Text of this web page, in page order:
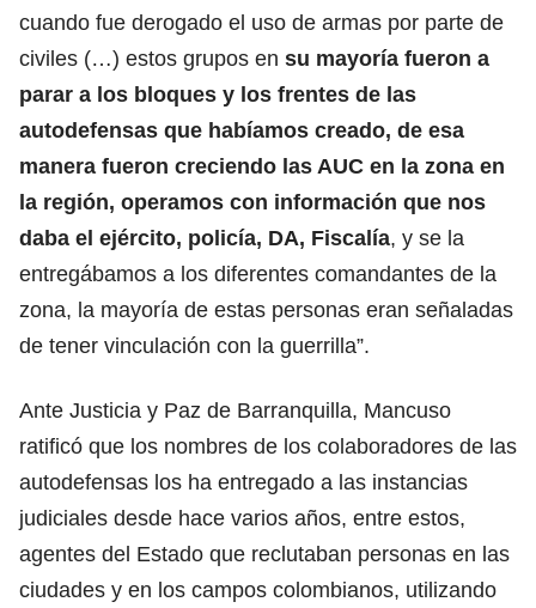
cuando fue derogado el uso de armas por parte de
civiles (…) estos grupos en su mayoría fueron a
parar a los bloques y los frentes de las
autodefensas que habíamos creado, de esa
manera fueron creciendo las AUC en la zona en
la región, operamos con información que nos
daba el ejército, policía, DA, Fiscalía, y se la
entregábamos a los diferentes comandantes de la
zona, la mayoría de estas personas eran señaladas
de tener vinculación con la guerrilla”.
Ante Justicia y Paz de Barranquilla, Mancuso
ratificó que los nombres de los colaboradores de las
autodefensas los ha entregado a las instancias
judiciales desde hace varios años, entre estos,
agentes del Estado que reclutaban personas en las
ciudades y en los campos colombianos, utilizando